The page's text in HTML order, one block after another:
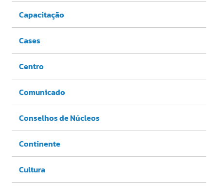
Capacitação
Cases
Centro
Comunicado
Conselhos de Núcleos
Continente
Cultura